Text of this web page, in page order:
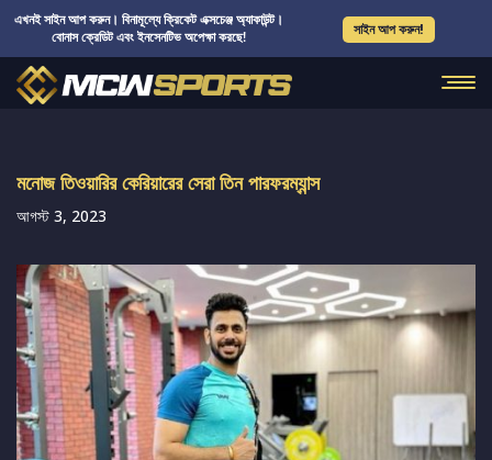
এখনই সাইন আপ করুন। বিনামূল্যে ক্রিকেট এক্সচেঞ্জ অ্যাকাউন্ট।
বোনাস ক্রেডিট এবং ইনসেনটিভ অপেক্ষা করছে!
সাইন আপ করুন!
মনোজ তিওয়ারির কেরিয়ারের সেরা তিন পারফরম্যান্স
আগস্ট 3, 2023